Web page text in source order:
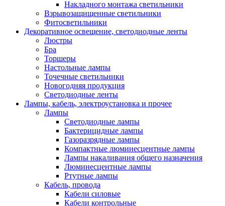
Накладного монтажа светильники
Взрывозащищенные светильники
Фитосветильники
Декоративное освещение, светодиодные ленты
Люстры
Бра
Торшеры
Настольные лампы
Точечные светильники
Новогодняя продукция
Светодиодные ленты
Лампы, кабель, электроустановка и прочее
Лампы
Светодиодные лампы
Бактерицидные лампы
Газоразрядные лампы
Компактные люминесцентные лампы
Лампы накаливания общего назначения
Люминесцентные лампы
Ртутные лампы
Кабель, провода
Кабели силовые
Кабели контрольные